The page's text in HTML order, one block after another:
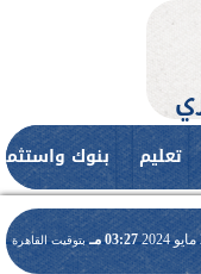
تعليم بنوك
03:27 مـ بتوقيت القاهرة